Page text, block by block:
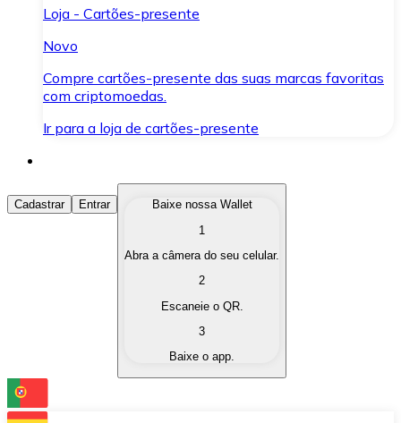
Loja - Cartões-presente
Novo
Compre cartões-presente das suas marcas favoritas
com criptomoedas.
Ir para a loja de cartões-presente
Comprar Criptomoedas
Compre as criptomoedas de seu interesse de forma
Converta suas criptomoedas em moeda fiduciária
Troque uma criptomoeda por outra
Cadastrar Entrar
Baixe nossa Wallet
1
Abra a câmera do seu celular.
2
Escaneie o QR.
3
Baixe o app.